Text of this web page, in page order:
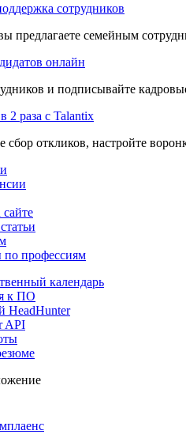
сотрудников
предлагаете семейным
онлайн
и подписывайте
2 раза с Talantix
сбор откликов, настройте
по профессиям
календарь
к ПО
HeadHunter
API